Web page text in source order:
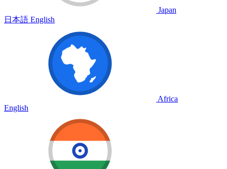
Japan
日本語 English
Africa
English